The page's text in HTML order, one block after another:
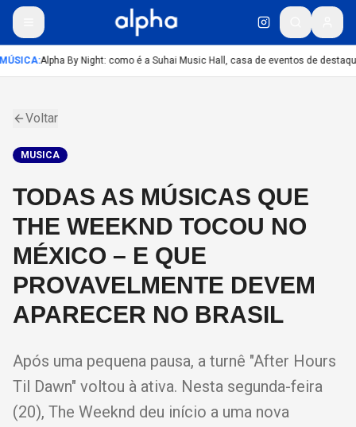
:Alpha By Night: como é a Suhai Music Hall, casa de eventos de
Voltar
MUSICA
TODAS AS MÚSICAS QUE
THE WEEKND TOCOU NO
MÉXICO – E QUE
PROVAVELMENTE DEVEM
APARECER NO BRASIL
Após uma pequena pausa, a turnê "After Hours
Til Dawn" voltou à ativa. Nesta segunda-feira
(20), The Weeknd deu início a uma nova